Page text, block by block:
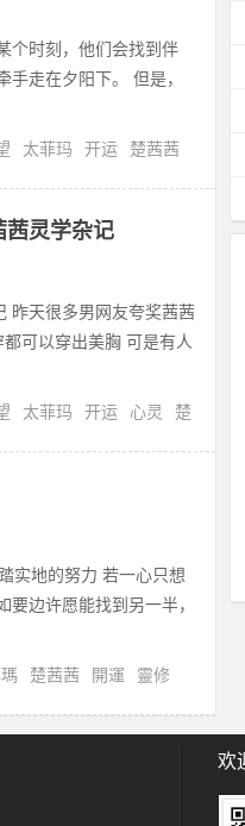
个时刻，他们会找到伴
走在夕阳下。 但是，
太菲玛 开运
楚茜茜
茜灵学杂记
昨天很多男网友夸奖茜茜
可以穿出美胸 可是有人
太菲玛 开运 心灵
楚
实地的努力 若一心只想
边许愿能找到另一半，
楚茜茜 開運 靈修
欢